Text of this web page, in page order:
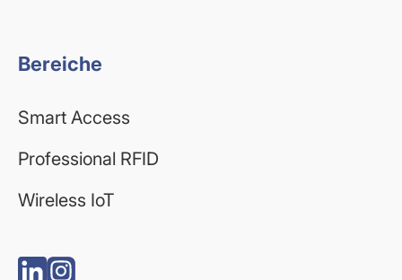
Bereiche
Smart Access
Professional RFID
Wireless IoT